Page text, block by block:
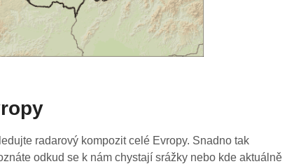
radarový kompozit celé Evropy. Snadno tak
odkud se k nám chystají srážky nebo kde aktuálně